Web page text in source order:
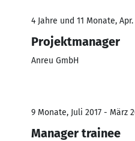
4 Jahre und 11 Monate,
Projektmanager
Anreu GmbH
9 Monate, Juli 2017 - März
Manager trainee